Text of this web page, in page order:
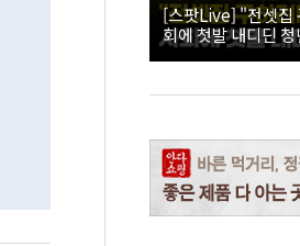
[스팟Live] "전셋집
회에 첫발 내디딘
시 부동산 대토론회